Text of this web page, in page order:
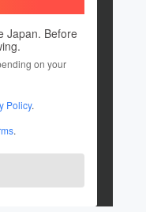
Japan. Before
on your
Policy.
.
います